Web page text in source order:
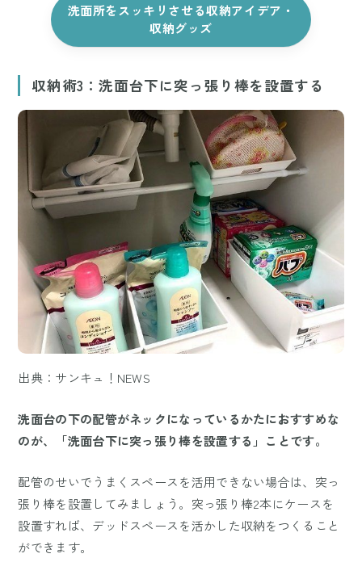
洗面所をスッキリさせる収納アイデア・
収納グッズ
収納術3：洗面台下に突っ張り棒を設置する
出典：サンキュ！NEWS
洗面台の下の配管がネックになっているかたにおすすめな
のが、「洗面台下に突っ張り棒を設置する」ことです。
配管のせいでうまくスペースを活用できない場合は、突っ
張り棒を設置してみましょう。突っ張り棒2本にケースを
設置すれば、デッドスペースを活かした収納をつくること
ができます。